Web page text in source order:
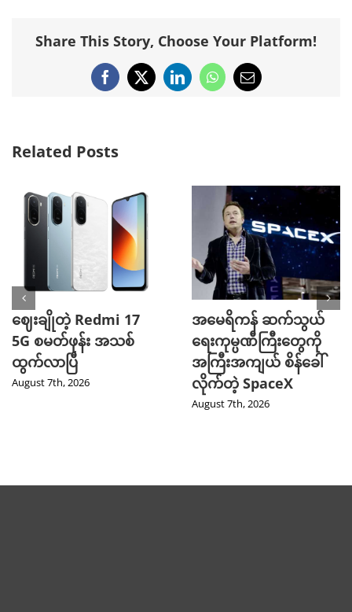
Share This Story, Choose Your Platform!
Facebook
X LinkedInWhatsApp
Email
Related Posts
ဈေးချိုတဲ့ Redmi 17
5G စမတ်ဖုန်း အသစ်
ထွက်လာပြီ
August 7th, 2026
အမေရိကန် ဆက်သွယ်
ရေးကုမ္ပဏီကြီးတွေကို
အကြီးအကျယ် စိန်ခေါ်
လိုက်တဲ့ SpaceX
August 7th, 2026